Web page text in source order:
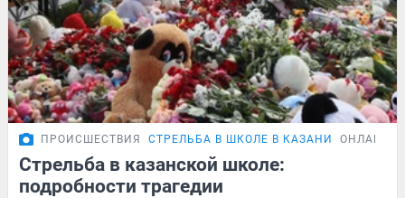
ПРОИСШЕСТВИЯ СТРЕЛЬБА В ШКОЛЕ В КАЗАНИ ОНЛАЙН-
Стрельба в казанской школе:
подробности трагедии